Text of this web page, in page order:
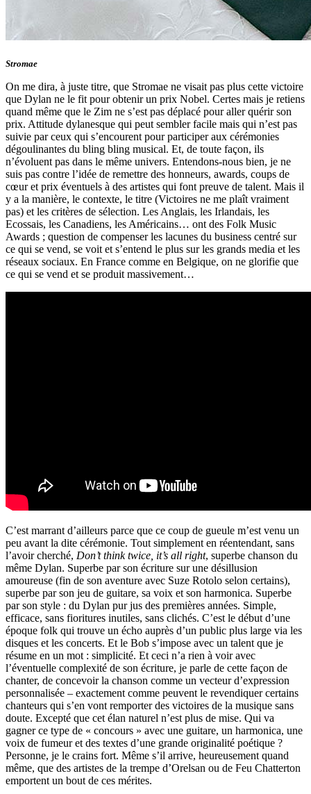
Stromae
On me dira, à juste titre, que Stromae ne visait pas plus cette victoire
que Dylan ne le fit pour obtenir un prix Nobel. Certes mais je retiens
quand même que le Zim ne s’est pas déplacé pour aller quérir son
prix. Attitude dylanesque qui peut sembler facile mais qui n’est pas
suivie par ceux qui s’encourent pour participer aux cérémonies
dégoulinantes du bling bling musical. Et, de toute façon, ils
n’évoluent pas dans le même univers. Entendons-nous bien, je ne
suis pas contre l’idée de remettre des honneurs, awards, coups de
cœur et prix éventuels à des artistes qui font preuve de talent. Mais il
y a la manière, le contexte, le titre (Victoires ne me plaît vraiment
pas) et les critères de sélection. Les Anglais, les Irlandais, les
Ecossais, les Canadiens, les Américains… ont des Folk Music
Awards ; question de compenser les lacunes du business centré sur
ce qui se vend, se voit et s’entend le plus sur les grands media et les
réseaux sociaux. En France comme en Belgique, on ne glorifie que
ce qui se vend et se produit massivement…
C’est marrant d’ailleurs parce que ce coup de gueule m’est venu un
peu avant la dite cérémonie. Tout simplement en réentendant, sans
l’avoir cherché, Don’t think twice, it’s all right, superbe chanson du
même Dylan. Superbe par son écriture sur une désillusion
amoureuse (fin de son aventure avec Suze Rotolo selon certains),
superbe par son jeu de guitare, sa voix et son harmonica. Superbe
par son style : du Dylan pur jus des premières années. Simple,
efficace, sans fioritures inutiles, sans clichés. C’est le début d’une
époque folk qui trouve un écho auprès d’un public plus large via les
disques et les concerts. Et le Bob s’impose avec un talent que je
résume en un mot : simplicité. Et ceci n’a rien à voir avec
l’éventuelle complexité de son écriture, je parle de cette façon de
chanter, de concevoir la chanson comme un vecteur d’expression
personnalisée – exactement comme peuvent le revendiquer certains
chanteurs qui s’en vont remporter des victoires de la musique sans
doute. Excepté que cet élan naturel n’est plus de mise. Qui va
gagner ce type de « concours » avec une guitare, un harmonica, une
voix de fumeur et des textes d’une grande originalité poétique ?
Personne, je le crains fort. Même s’il arrive, heureusement quand
même, que des artistes de la trempe d’Orelsan ou de Feu Chatterton
emportent un bout de ces mérites.